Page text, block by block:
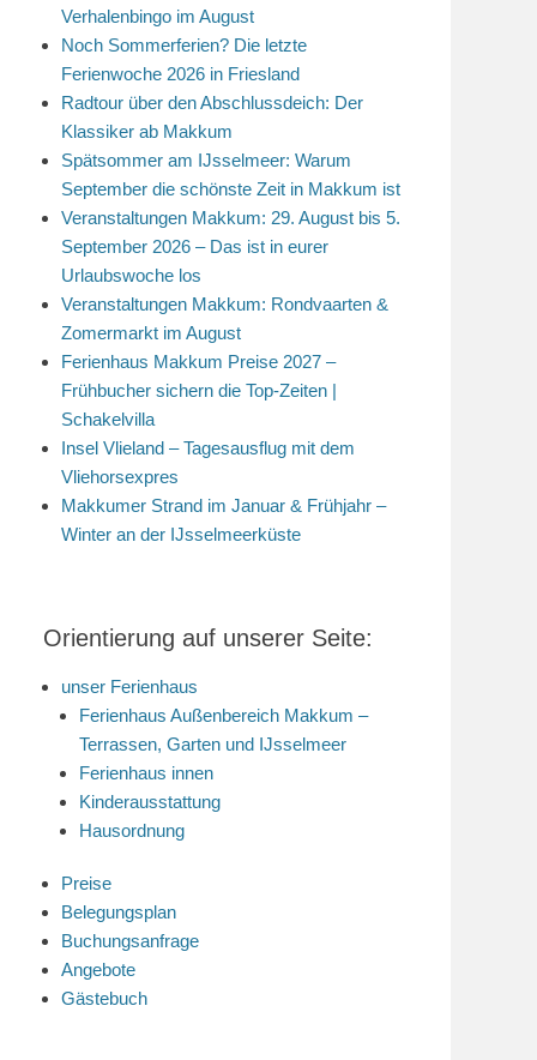
Verhalenbingo im August
Noch Sommerferien? Die letzte
Ferienwoche 2026 in Friesland
Radtour über den Abschlussdeich: Der
Klassiker ab Makkum
Spätsommer am IJsselmeer: Warum
September die schönste Zeit in Makkum ist
Veranstaltungen Makkum: 29. August bis 5.
September 2026 – Das ist in eurer
Urlaubswoche los
Veranstaltungen Makkum: Rondvaarten &
Zomermarkt im August
Ferienhaus Makkum Preise 2027 –
Frühbucher sichern die Top-Zeiten |
Schakelvilla
Insel Vlieland – Tagesausflug mit dem
Vliehorsexpres
Makkumer Strand im Januar & Frühjahr –
Winter an der IJsselmeerküste
Orientierung auf unserer Seite:
unser Ferienhaus
Ferienhaus Außenbereich Makkum –
Terrassen, Garten und IJsselmeer
Ferienhaus innen
Kinderausstattung
Hausordnung
Preise
Belegungsplan
Buchungsanfrage
Angebote
Gästebuch